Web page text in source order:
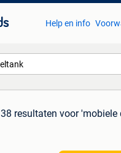
Help en info
38 resultaten voor 'mobiele